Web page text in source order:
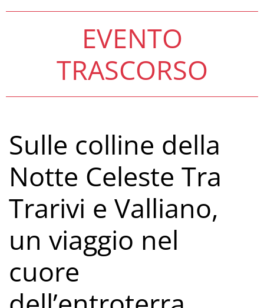
EVENTO
TRASCORSO
Sulle colline della
Notte Celeste Tra
Trarivi e Valliano,
un viaggio nel
cuore